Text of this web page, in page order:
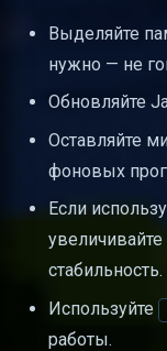
Выделяйте
нужно — не
Обновляйте
Оставляйте
фоновых
Если
стабильность.
Используйте
работы.